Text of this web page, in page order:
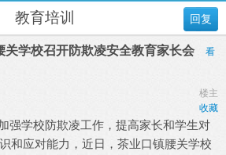
回复
教育培训
关学校召开防欺凌安全教育家长会
看
楼主
收藏
学校防欺凌工作，提高家长和学生对
和应对能力，近日，茶业口镇腰关学校